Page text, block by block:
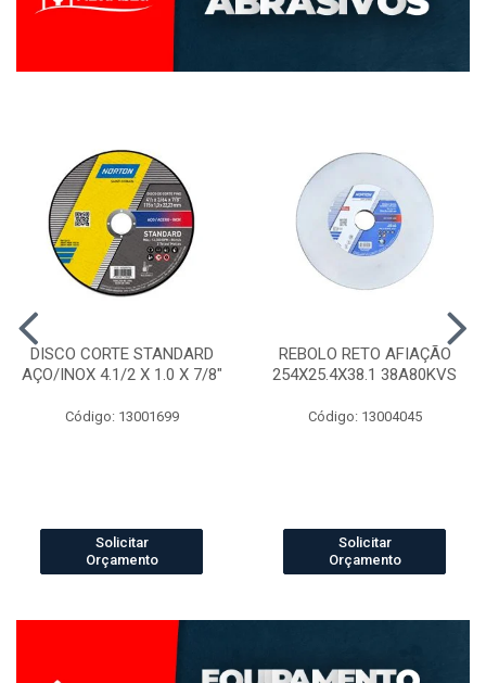
DISCO CORTE STANDARD
AÇO/INOX 4.1/2 X 1.0 X 7/8"
Código: 13001699
Solicitar
Orçamento
REBOLO RETO AFIAÇÃO
254X25.4X38.1 38A80KVS
Código: 13004045
Solicitar
Orçamento